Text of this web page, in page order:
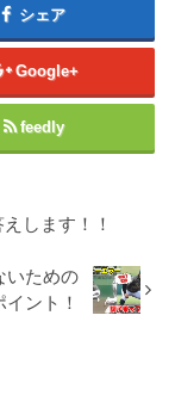
シェア
Google+
feedly
します！！
いための
イント！